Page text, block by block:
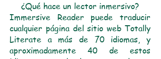
¿Qué hace un lector inmersivo?
Immersive Reader puede traducir
cualquier página del sitio web Totally
Literate a más de 70 idiomas, y
aproximadamente 40 de estos